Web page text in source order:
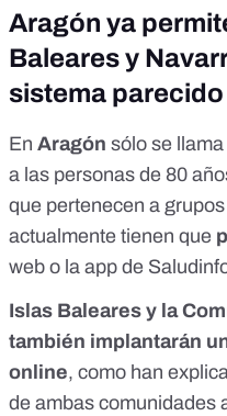
Aragón ya
Baleares y
sistema
En Aragón sólo se
a las personas de 80
que pertenecen a
actualmente tienen que
web o la app de
Islas Baleares y la
también implantarán
online, como han
de ambas comunidades